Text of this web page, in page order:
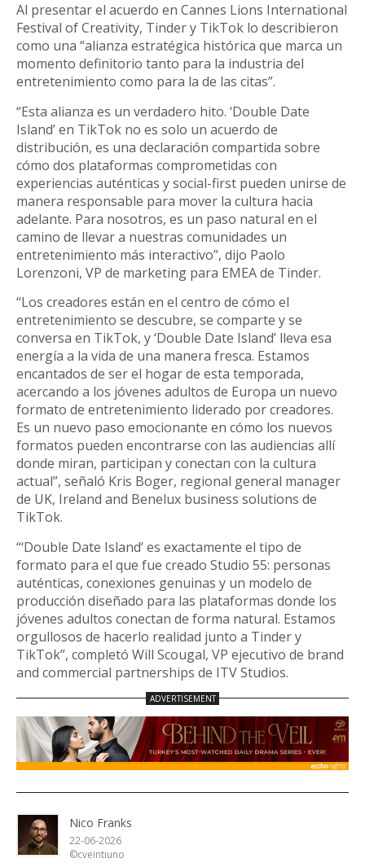
Al presentar el acuerdo en Cannes Lions International
Festival of Creativity, Tinder y TikTok lo describieron
como una “alianza estratégica histórica que marca un
momento definitorio tanto para la industria del
entretenimiento como para la de las citas”.
“Esta alianza es un verdadero hito. ‘Double Date
Island’ en TikTok no es solo un acuerdo de
distribución, es una declaración compartida sobre
cómo dos plataformas comprometidas con
experiencias auténticas y social-first pueden unirse de
manera responsable para mover la cultura hacia
adelante. Para nosotros, es un paso natural en el
camino de llevar a nuestras comunidades un
entretenimiento más interactivo”, dijo Paolo
Lorenzoni, VP de marketing para EMEA de Tinder.
“Los creadores están en el centro de cómo el
entretenimiento se descubre, se comparte y se
conversa en TikTok, y ‘Double Date Island’ lleva esa
energía a la vida de una manera fresca. Estamos
encantados de ser el hogar de esta temporada,
acercando a los jóvenes adultos de Europa un nuevo
formato de entretenimiento liderado por creadores.
Es un nuevo paso emocionante en cómo los nuevos
formatos pueden encontrarse con las audiencias allí
donde miran, participan y conectan con la cultura
actual”, señaló Kris Boger, regional general manager
de UK, Ireland and Benelux business solutions de
TikTok.
“‘Double Date Island’ es exactamente el tipo de
formato para el que fue creado Studio 55: personas
auténticas, conexiones genuinas y un modelo de
producción diseñado para las plataformas donde los
jóvenes adultos conectan de forma natural. Estamos
orgullosos de hacerlo realidad junto a Tinder y
TikTok”, completó Will Scougal, VP ejecutivo de brand
and commercial partnerships de ITV Studios.
Nico Franks
22-06-2026
©cveintiuno